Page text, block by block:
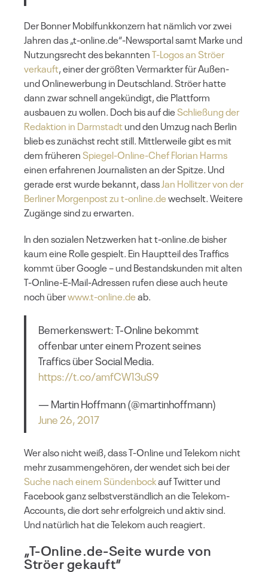
Der Bonner Mobilfunkkonzern hat nämlich vor zwei
Jahren das „t-online.de“-Newsportal samt Marke und
Nutzungsrecht des bekanntenT-Logos an Ströer
verkauft, einer der größten Vermarkter für Außen-
und Onlinewerbung in Deutschland. Ströer hatte
dann zwar schnell angekündigt, die Plattform
ausbauen zu wollen. Doch bis auf dieSchließung der
Redaktion in Darmstadtund den Umzug nach Berlin
blieb es zunächst recht still. Mittlerweile gibt es mit
dem früheren Spiegel-Online-Chef Florian Harms
einen erfahrenen Journalisten an der Spitze. Und
gerade erst wurde bekannt, dassJan Hollitzer von der
Berliner Morgenpost zu t-online.dewechselt. Weitere
Zugänge sind zu erwarten.
In den sozialen Netzwerken hat t-online.de bisher
kaum eine Rolle gespielt. Ein Hauptteil des Traffics
kommt über Google – und Bestandskunden mit alten
T-Online-E-Mail-Adressen rufen diese auch heute
noch überwww.t-online.deab.
Bemerkenswert: T-Online bekommt
offenbar unter einem Prozent seines
Traffics über Social Media.
https://t.co/amfCW13uS9
— Martin Hoffmann (@martinhoffmann)
June 26, 2017
Wer also nicht weiß, dass T-Online und Telekom nicht
mehr zusammengehören, der wendet sich bei der
Suche nach einem Sündenbockauf Twitter und
Facebook ganz selbstverständlich an die Telekom-
Accounts, die dort sehr erfolgreich und aktiv sind.
Und natürlich hat die Telekom auch reagiert.
„T-Online.de-Seite wurde von
Ströer gekauft“